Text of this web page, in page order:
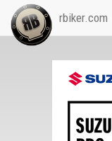
rbiker.com